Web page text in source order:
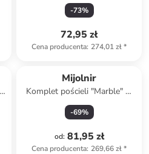
-73%
72,95 zł
Cena producenta: 274,01 zł*
Mijolnir
Komplet pościeli "Marble" w
kolorze niebiesko-fioletowym
-69%
od: 81,95 zł
Cena producenta: 269,66 zł*